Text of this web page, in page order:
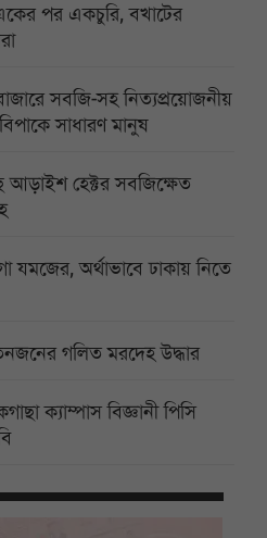
পর একচুরি, বখাটের
সবজি-সহ নিত্যপ্রয়োজনীয়
সাধারণ মানুষ
আড়াইশ হেক্টর সবজিক্ষেত
যমজের, অর্থাভাবে ঢাকায় নিতে
গলিত মরদেহ উদ্ধার
ক্যাম্পাস বিজ্ঞানী পিসি